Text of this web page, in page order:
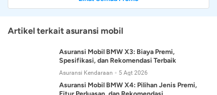
Artikel terkait asuransi mobil
Asuransi Mobil BMW X3: Biaya Premi,
Spesifikasi, dan Rekomendasi Terbaik
Asuransi Kendaraan 5 Agt 2026
Asuransi Mobil BMW X4: Pilihan Jenis Premi,